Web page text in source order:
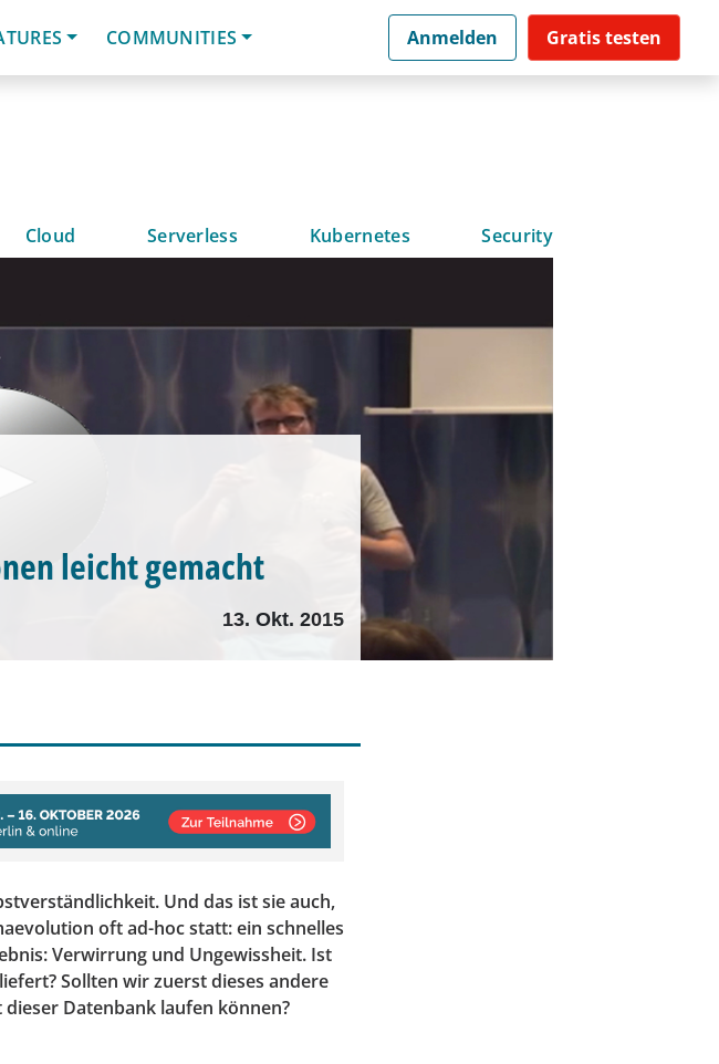
COMMUNITIES Anmelden Gratis testen
Cloud Serverless Kubernetes Security
leicht gemacht
13. Okt. 2015
Und das ist sie auch,
oft ad-hoc statt: ein schnelles
Verwirrung und Ungewissheit. Ist
Sollten wir zuerst dieses andere
Datenbank laufen können?